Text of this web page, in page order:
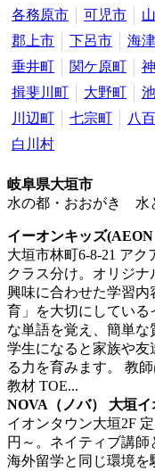
各務原市
可児市
郡上市
下呂市 海
垂井町
関ケ原町
揖斐川町
大野町
川辺町
七宗町 八
白川村
岐阜県大垣市
水の都・おおがき 水
イーオンキッズ
大垣市林町6-8-21 アク
クラス分け。オリジ
興味に合わせた学習内
育」を大切にしてい
な単語を覚え、簡単
学生になると家族や
る力を育みます。 教
教材 TOE...
NOVA（ノバ） 大垣イ
イオンタウン大垣2F
円～。ネイティブ講師
海外留学と同じ環境